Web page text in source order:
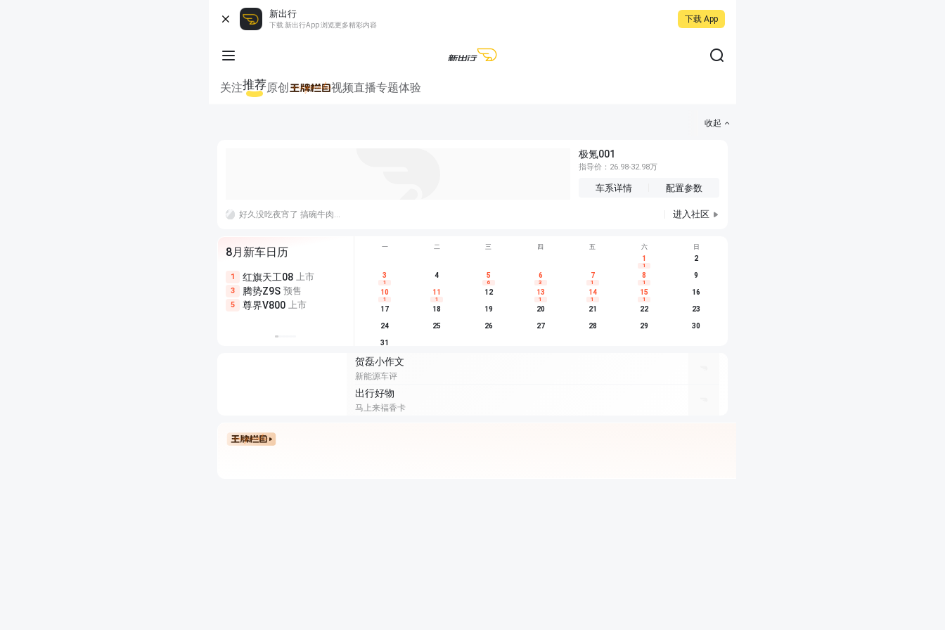
新出行
下载 新出行App 浏览更多精彩内容
下载 App
关注推荐原创 视频直播专题体验
收起
极氪001
指导价：26.98-32.98万
车系详情 配置参数
好久没吃夜宵了 搞碗牛肉面吧 饿肚子的时候好香啊啊哈哈哈哈哈哈哈哈拿！！ 进入社区
8月新车日历
1 红旗天工08 上市
3 腾势Z9S 预售
5 尊界V800 上市
尊界V680
享界G9
别克至境L7
埃安AION RT
长城H10 上市
深蓝S05 EV 上市
6 smart精灵#1
6 捷途纵横F700
7 广汽传祺越7
一 二 三 四 五 六 日
1
1
2
3
1
4 5
6
6
3
7
1
8
1
9
10
1
11
1
12 13
1
14
1
15
1
16
17 18 19 20 21 22 23
24 25 26 27 28 29 30
31
贺磊小作文
新能源车评
出行好物
马上来福香卡